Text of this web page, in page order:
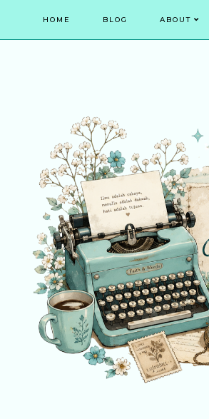
HOME BLOG ABOUT